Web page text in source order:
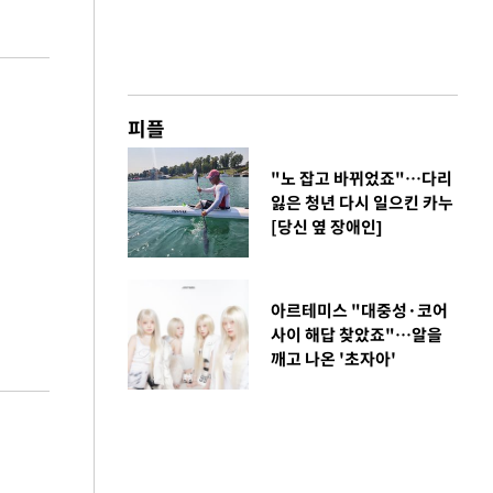
피플
"노 잡고 바뀌었죠"…다리
잃은 청년 다시 일으킨 카누
[당신 옆 장애인]
아르테미스 "대중성·코어
사이 해답 찾았죠"…알을
깨고 나온 '초자아'